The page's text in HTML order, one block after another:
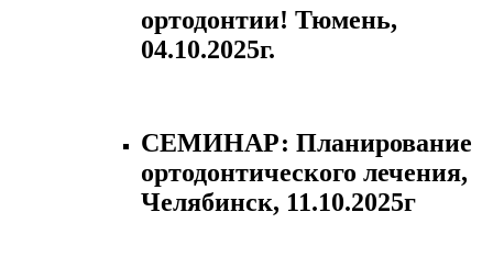
ортодонтии! Тюмень,
04.10.2025г.
СЕМИНАР: Планирование
ортодонтического лечения,
Челябинск, 11.10.2025г